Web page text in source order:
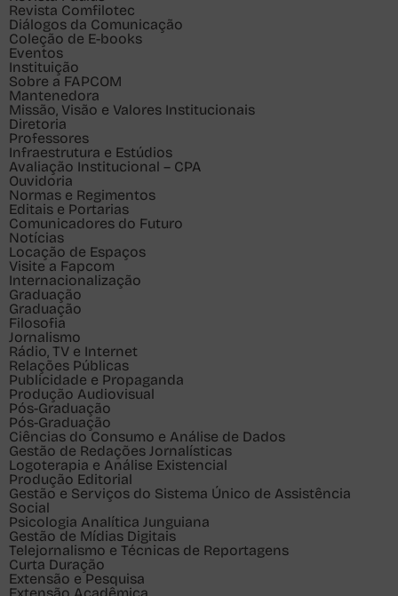
Revista Comfilotec
Diálogos da Comunicação
Coleção de E-books
Eventos
Instituição
Sobre a FAPCOM
Mantenedora
Missão, Visão e Valores Institucionais
Diretoria
Professores
Infraestrutura e Estúdios
Avaliação Institucional – CPA
Ouvidoria
Normas e Regimentos
Editais e Portarias
Comunicadores do Futuro
Notícias
Locação de Espaços
Visite a Fapcom
Internacionalização
Graduação
Graduação
Filosofia
Jornalismo
Rádio, TV e Internet
Relações Públicas
Publicidade e Propaganda
Produção Audiovisual
Pós-Graduação
Pós-Graduação
Ciências do Consumo e Análise de Dados
Gestão de Redações Jornalísticas
Logoterapia e Análise Existencial
Produção Editorial
Gestão e Serviços do Sistema Único de Assistência
Social
Psicologia Analítica Junguiana
Gestão de Mídias Digitais
Telejornalismo e Técnicas de Reportagens
Curta Duração
Extensão e Pesquisa